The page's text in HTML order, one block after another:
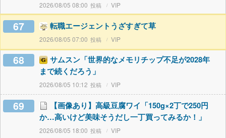
2026/08/05 08:00 VIP
67 転職エージェントうざすぎて草
2026/08/05 07:00 VIP
68
サムスン「世界的なメモリチップ不足が2028年
まで続くだろう」
2026/08/05 10:12 VIP
69
【画像あり】高級豆腐ワイ「150g×2丁で250円
か…高いけど美味そうだし一丁買ってみるか！」
2026/08/05 18:00 VIP